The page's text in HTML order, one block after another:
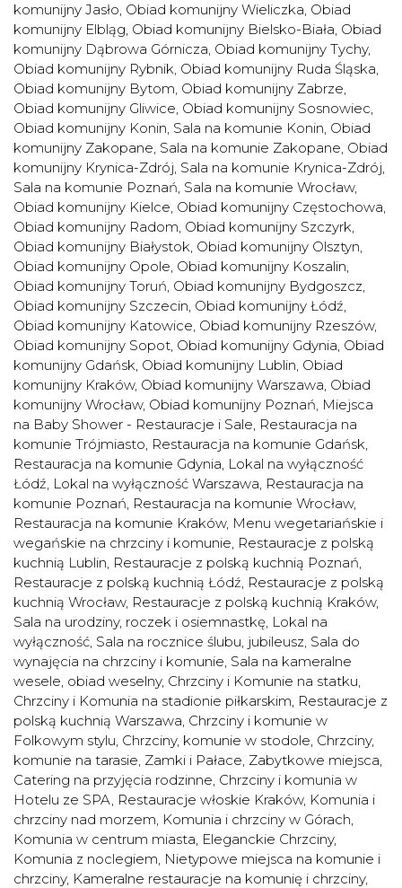
komunijny Jasło, Obiad komunijny Wieliczka, Obiad
komunijny Elbląg, Obiad komunijny Bielsko-Biała, Obiad
komunijny Dąbrowa Górnicza, Obiad komunijny Tychy,
Obiad komunijny Rybnik, Obiad komunijny Ruda Śląska,
Obiad komunijny Bytom, Obiad komunijny Zabrze,
Obiad komunijny Gliwice, Obiad komunijny Sosnowiec,
Obiad komunijny Konin, Sala na komunie Konin, Obiad
komunijny Zakopane, Sala na komunie Zakopane, Obiad
komunijny Krynica-Zdrój, Sala na komunie Krynica-Zdrój,
Sala na komunie Poznań, Sala na komunie Wrocław,
Obiad komunijny Kielce, Obiad komunijny Częstochowa,
Obiad komunijny Radom, Obiad komunijny Szczyrk,
Obiad komunijny Białystok, Obiad komunijny Olsztyn,
Obiad komunijny Opole, Obiad komunijny Koszalin,
Obiad komunijny Toruń, Obiad komunijny Bydgoszcz,
Obiad komunijny Szczecin, Obiad komunijny Łódź,
Obiad komunijny Katowice, Obiad komunijny Rzeszów,
Obiad komunijny Sopot, Obiad komunijny Gdynia, Obiad
komunijny Gdańsk, Obiad komunijny Lublin, Obiad
komunijny Kraków, Obiad komunijny Warszawa, Obiad
komunijny Wrocław, Obiad komunijny Poznań, Miejsca
na Baby Shower - Restauracje i Sale, Restauracja na
komunie Trójmiasto, Restauracja na komunie Gdańsk,
Restauracja na komunie Gdynia, Lokal na wyłączność
Łódź, Lokal na wyłączność Warszawa, Restauracja na
komunie Poznań, Restauracja na komunie Wrocław,
Restauracja na komunie Kraków, Menu wegetariańskie i
wegańskie na chrzciny i komunie, Restauracje z polską
kuchnią Lublin, Restauracje z polską kuchnią Poznań,
Restauracje z polską kuchnią Łódź, Restauracje z polską
kuchnią Wrocław, Restauracje z polską kuchnią Kraków,
Sala na urodziny, roczek i osiemnastkę, Lokal na
wyłączność, Sala na rocznice ślubu, jubileusz, Sala do
wynajęcia na chrzciny i komunie, Sala na kameralne
wesele, obiad weselny, Chrzciny i Komunie na statku,
Chrzciny i Komunia na stadionie piłkarskim, Restauracje z
polską kuchnią Warszawa, Chrzciny i komunie w
Folkowym stylu, Chrzciny, komunie w stodole, Chrzciny,
komunie na tarasie, Zamki i Pałace, Zabytkowe miejsca,
Catering na przyjęcia rodzinne, Chrzciny i komunia w
Hotelu ze SPA, Restauracje włoskie Kraków, Komunia i
chrzciny nad morzem, Komunia i chrzciny w Górach,
Komunia w centrum miasta, Eleganckie Chrzciny,
Komunia z noclegiem, Nietypowe miejsca na komunie i
chrzciny, Kameralne restauracje na komunię i chrzciny,